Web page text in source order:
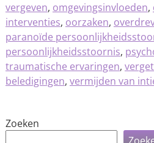
vergeven, omgevingsinvloeden,
interventies, oorzaken,
paranoïde
persoonlijkheidsstoornis,
traumatische ervaringen,
beledigingen, vermijden van
Zoeken